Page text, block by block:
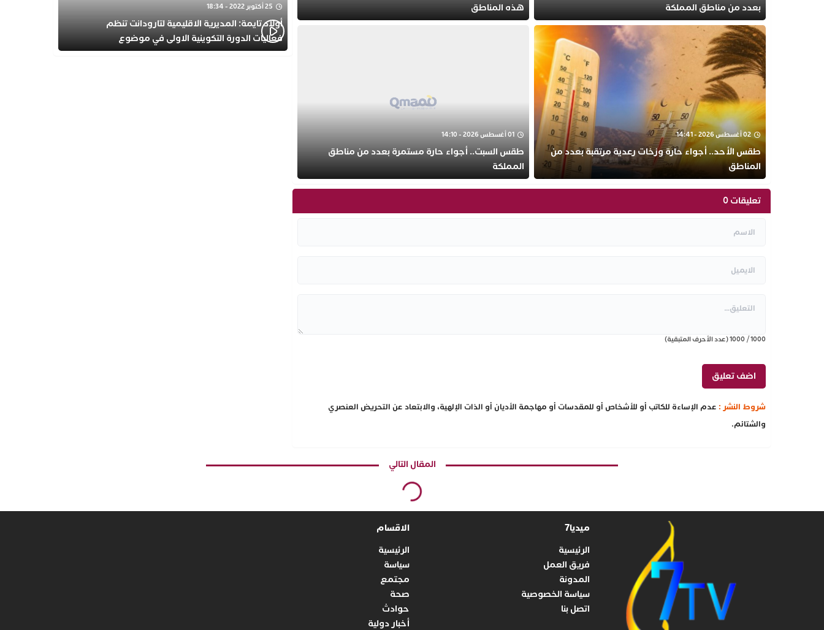
بعدد من مناطق المملكة
هذه المناطق
02 أغسطس 2026 - 14:41
طقس الأحد.. أجواء حارة وزخات رعدية مرتقبة بعدد من
المناطق
01 أغسطس 2026 - 14:10
طقس السبت.. أجواء حارة مستمرة بعدد من مناطق
المملكة
تعليقات 0
1000
/
1000(عدد الأحرف المتبقية)
شروط النشر : عدم الإساءة للكاتب أو للأشخاص أو للمقدسات أو مهاجمة الأديان أو الذات الإلهية، والابتعاد عن التحريض العنصري
والشتائم.
25 أكتوبر 2022 - 18:34
أولاد تايمة: المديرية الاقليمية لتارودانت تنظم
فعاليات الدورة التكوينية الاولى في موضوع
الطفولة المبكرة بمركز التكوين ثانوية الحسن الثاني
المقال التالي
ميديا7
الرئيسية
فريق العمل
المدونة
سياسة الخصوصية
اتصل بنا
الاقسام
الرئيسية
سياسة
مجتمع
صحة
حوادث
أخبار دولية